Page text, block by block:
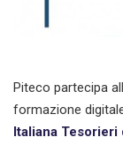
Piteco partecipa
formazione
Italiana Tesorieri